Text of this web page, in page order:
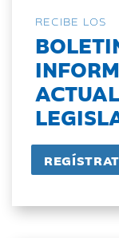
RECIBE LOS